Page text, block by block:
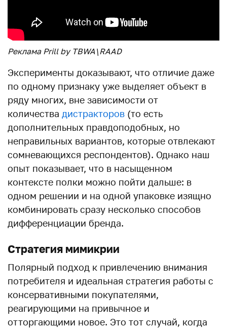
Реклама Prill by TBWA\RAAD
Эксперименты доказывают, что отличие даже
по одному признаку уже выделяет объект в
ряду многих, вне зависимости от
количества дистракторов (то есть
дополнительных правдоподобных, но
неправильных вариантов, которые отвлекают
сомневающихся респондентов). Однако наш
опыт показывает, что в насыщенном
контексте полки можно пойти дальше: в
одном решении и на одной упаковке изящно
комбинировать сразу несколько способов
дифференциации бренда.
Стратегия мимикрии
Полярный подход к привлечению внимания
потребителя и идеальная стратегия работы с
консервативными покупателями,
реагирующими на привычное и
отторгающими новое. Это тот случай, когда